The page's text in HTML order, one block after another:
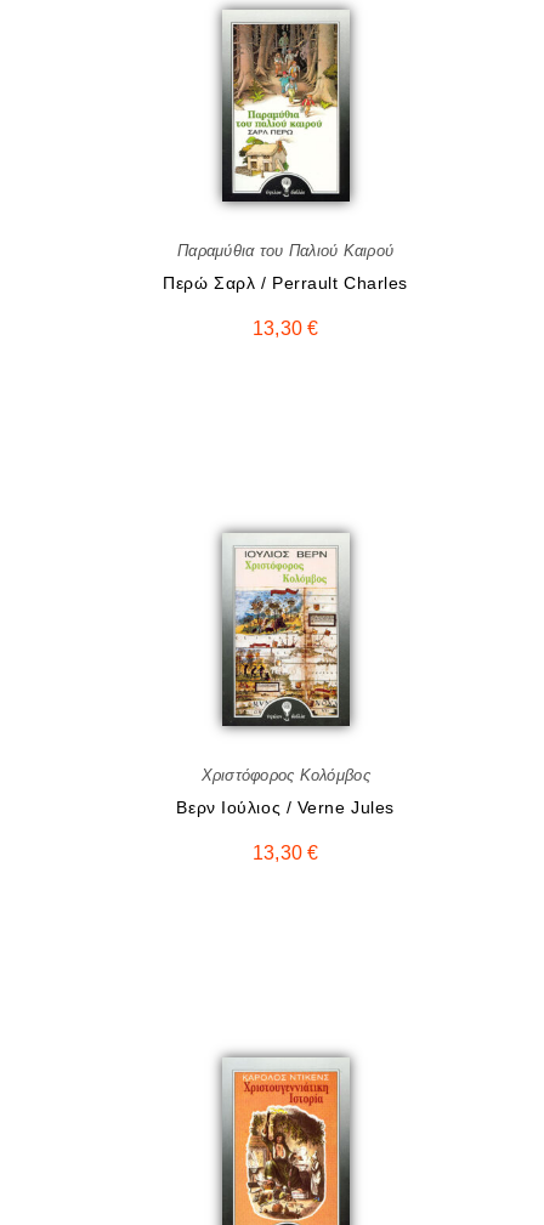
Παραμύθια του Παλιού Καιρού
Περώ Σαρλ / Perrault Charles
13,30€
Χριστόφορος Κολόμβος
Βερν Ιούλιος / Verne Jules
13,30€